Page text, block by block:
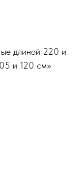
длиной 220 и
и 120 см»